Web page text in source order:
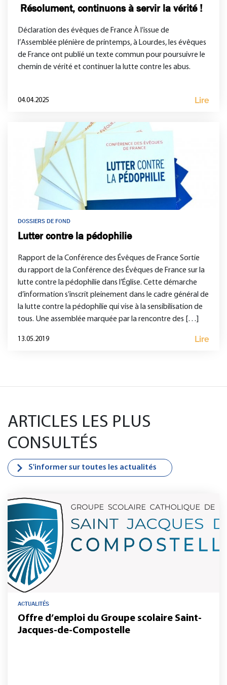
Résolument, continuons à servir la vérité !
Déclaration des évêques de France À l’issue de
l’Assemblée plénière de printemps, à Lourdes, les évêques
de France ont publié un texte commun pour poursuivre le
chemin de vérité et continuer la lutte contre les abus.
04.04.2025 Lire
DOSSIERS DE FOND
Lutter contre la pédophilie
Rapport de la Conférence des Évêques de France Sortie
du rapport de la Conférence des Évêques de France sur la
lutte contre la pédophilie dans l’Église. Cette démarche
d’information s’inscrit pleinement dans le cadre général de
la lutte contre la pédophilie qui vise à la sensibilisation de
tous. Une assemblée marquée par la rencontre des […]
13.05.2019 Lire
ARTICLES LES PLUS
CONSULTÉS
S'informer sur toutes les actualités
ACTUALITÉS
Offre d’emploi du Groupe scolaire Saint-
Jacques-de-Compostelle